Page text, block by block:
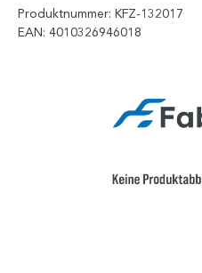
Produktnummer: KFZ-132017
EAN: 4010326946018